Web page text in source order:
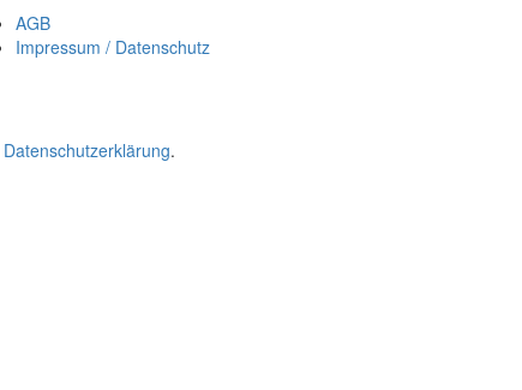
AGB
Impressum / Datenschutz
Datenschutzerklärung.